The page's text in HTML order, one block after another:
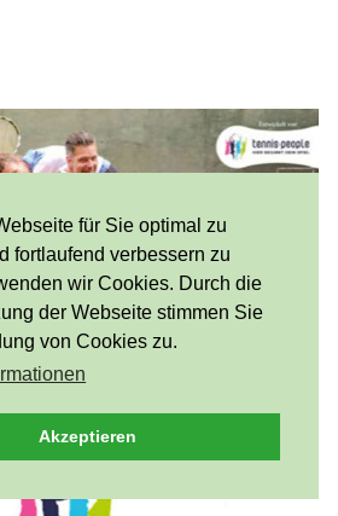
für Sie optimal zu
fortlaufend verbessern zu
wir Cookies. Durch die
der Webseite stimmen Sie
von Cookies zu.
Akzeptieren